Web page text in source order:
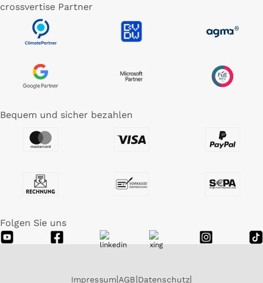
crossvertise Partner
Bequem und sicher bezahlen
Folgen Sie uns
Impressum AGB Datenschutz